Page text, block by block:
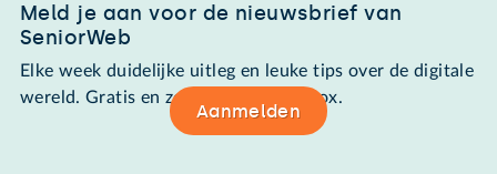
Meld je aan voor de nieuwsbrief van
SeniorWeb
Elke week duidelijke uitleg en leuke tips over de digitale
wereld. Gratis en zomaar in de mailbox.
Aanmelden